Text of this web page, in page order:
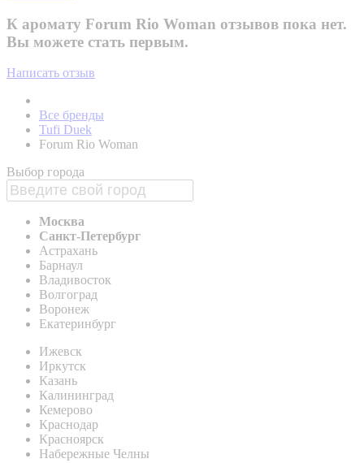
К аромату Forum Rio Woman отзывов пока нет.
Вы можете стать первым.
Написать отзыв
Все бренды
Tufi Duek
Forum Rio Woman
Выбор города
Москва
Санкт-Петербург
Астрахань
Барнаул
Владивосток
Волгоград
Воронеж
Екатеринбург
Ижевск
Иркутск
Казань
Калининград
Кемерово
Краснодар
Красноярск
Набережные Челны